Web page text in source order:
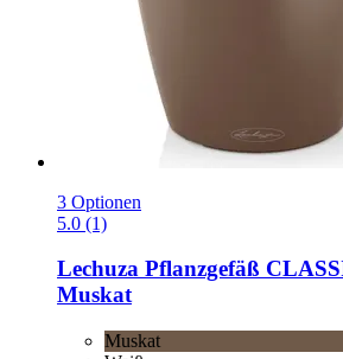
3 Optionen
5.0 (1)
Lechuza Pflanzgefäß
Muskat
Muskat